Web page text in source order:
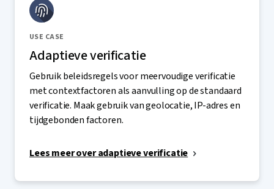
USE CASE
Adaptieve verificatie
Gebruik beleidsregels voor meervoudige verificatie
met contextfactoren als aanvulling op de standaard
verificatie. Maak gebruik van geolocatie, IP-adres en
tijdgebonden factoren.
Lees meer over adaptieve verificatie